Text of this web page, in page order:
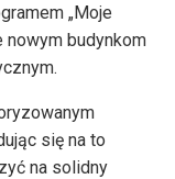
„Moje
nowym budynkom
się na to
na solidny